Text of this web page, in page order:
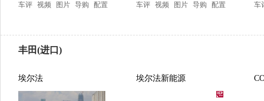
车评 视频 图片 导购 配置
车评 视频 图片 导购 配置
车
丰田(进口)
埃尔法 埃尔法新能源